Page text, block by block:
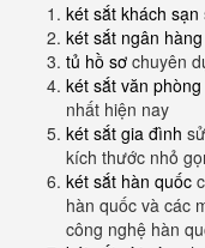
két sắt khách sạn
két sắt ngân hàng
tủ hồ sơ chuyên
két sắt văn phòng
nhất hiện nay
két sắt gia đình
kích thước nhỏ
két sắt hàn quốc
hàn quốc và các
công nghệ hàn